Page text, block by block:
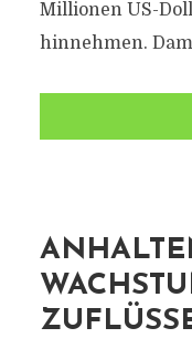
Millionen US-
hinnehmen.